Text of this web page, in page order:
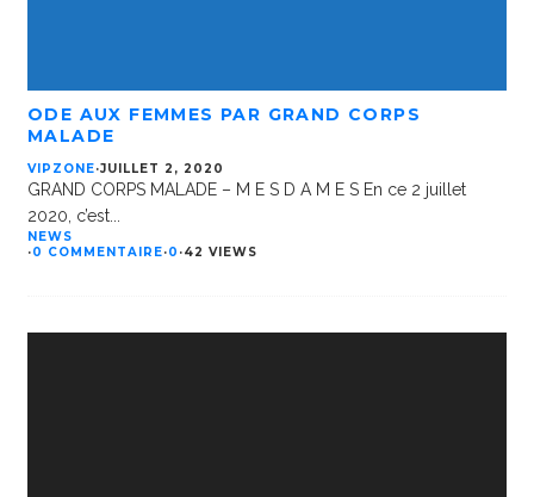
ODE AUX FEMMES PAR GRAND CORPS
MALADE
VIPZONE·JUILLET 2, 2020
GRAND CORPS MALADE – M E S D A M E S En ce 2 juillet
2020, c’est
NEWS
·0 COMMENTAIRE·0 ·42 VIEWS